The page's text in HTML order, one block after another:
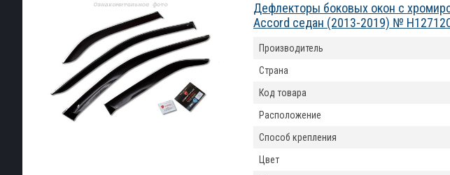
Дефлекторы боковых окон с
Accord седан (2013-2019) №
Производитель
Страна
Код товара
Расположение
Способ крепления
Цвет